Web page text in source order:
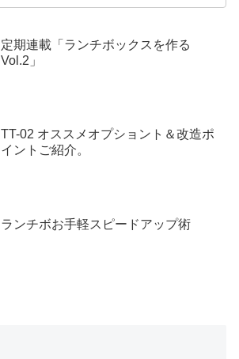
定期連載「ランチボックスを作る
Vol.2」
TT-02 オススメオプショント＆改造ポ
イントご紹介。
ランチボお手軽スピードアップ術